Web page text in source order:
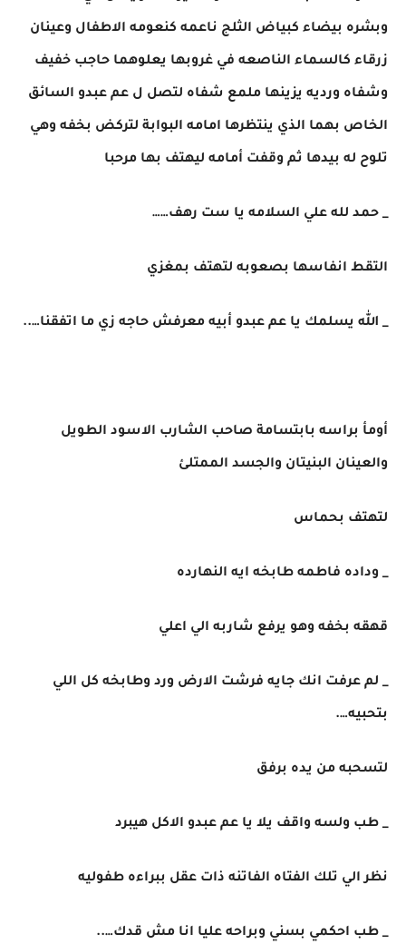
وبشره بيضاء كبياض الثلج ناعمه كنعومه الاطفال وعينان
زرقاء كالسماء الناصعه في غروبها يعلوهما حاجب خفيف
وشفاه ورديه يزينها ملمع شفاه لتصل ل عم عبدو السائق
الخاص بهما الذي ينتظرها امامه البوابة لتركض بخفه وهي
تلوح له بيدها ثم وقفت أمامه ليهتف بها مرحبا
_ حمد لله علي السلامه يا ست رهف……
التقط انفاسها بصعوبه لتهتف بمغزي
_ الله يسلمك يا عم عبدو أبيه معرفش حاجه زي ما اتفقنا…..
أومأ براسه بابتسامة صاحب الشارب الاسود الطويل
والعينان البنيتان والجسد الممتلئ
لتهتف بحماس
_ وداده فاطمه طابخه ايه النهارده
قهقه بخفه وهو يرفع شاربه الي اعلي
_ لم عرفت انك جايه فرشت الارض ورد وطابخه كل اللي
بتحبيه….
لتسحبه من يده برفق
_ طب ولسه واقف يلا يا عم عبدو الاكل هيبرد
نظر الي تلك الفتاه الفاتنه ذات عقل ببراءه طفوليه
_ طب احكمي بسني وبراحه عليا انا مش قدك…..